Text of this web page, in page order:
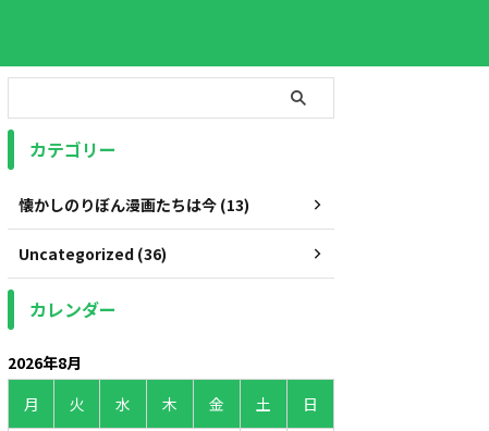
カテゴリー
懐かしのりぼん漫画たちは今 (13)
Uncategorized (36)
カレンダー
2026年8月
月
火 水 木 金 土 日